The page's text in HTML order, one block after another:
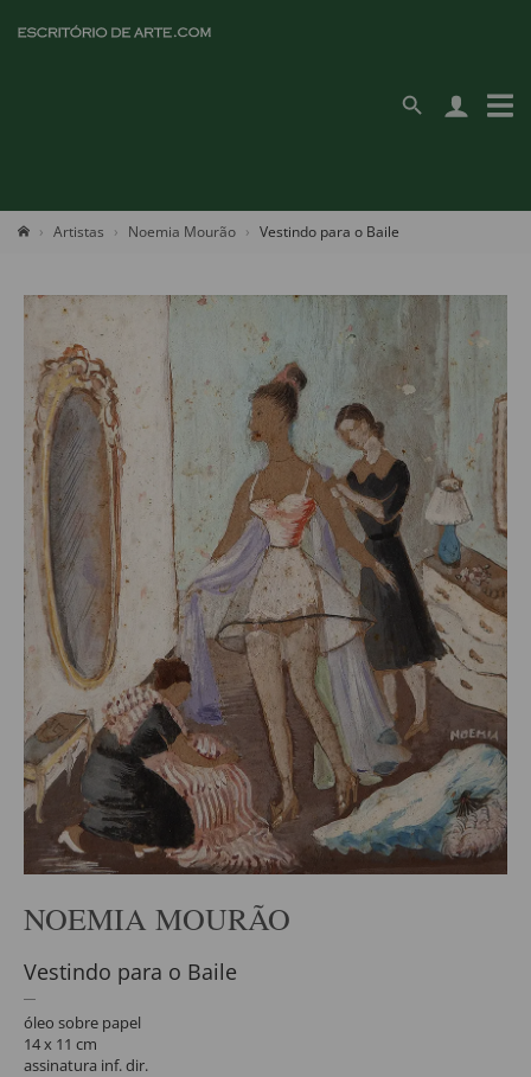
Artistas Noemia Mourão Vestindo para o Baile
NOEMIA MOURÃO
Vestindo para o Baile
óleo sobre papel
14 x 11 cm
assinatura inf. dir.